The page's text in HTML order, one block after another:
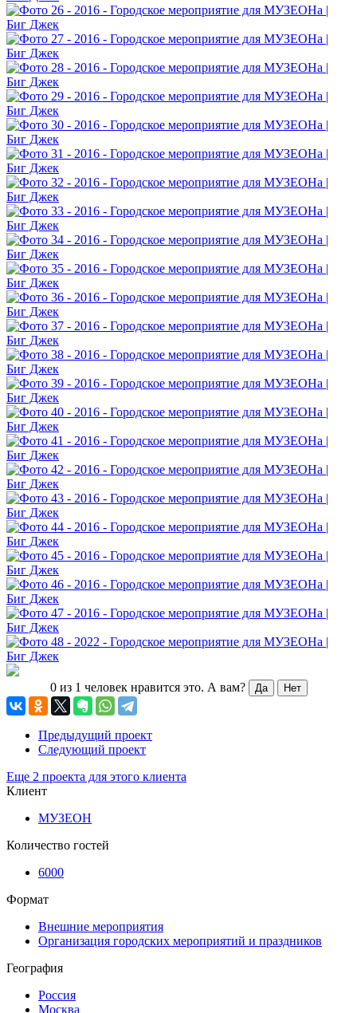
0 из 1 человек нравится это. А вам? Да Нет
Предыдущий проект
Следующий проект
Еще 2 проекта для этого клиента
Клиент
МУЗЕОН
Количество гостей
6000
Формат
Внешние мероприятия
Организация городских мероприятий и праздников
География
Россия
Москва